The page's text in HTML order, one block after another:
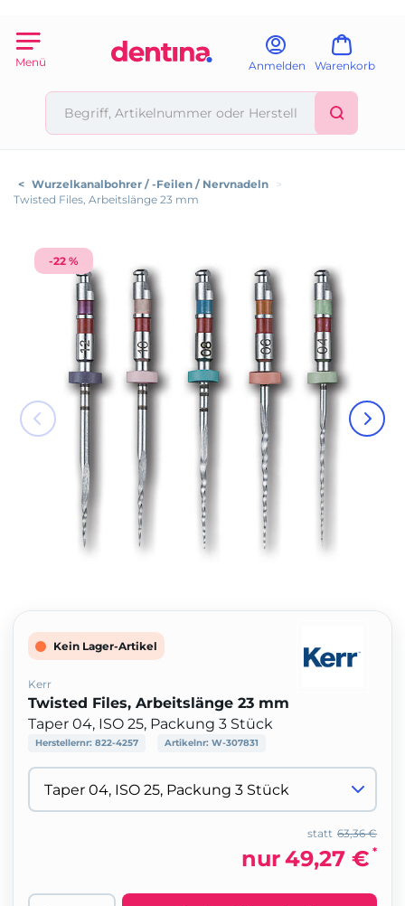
Menü Anmelden Warenkorb
< Wurzelkanalbohrer / -Feilen / Nervnadeln >
Twisted Files, Arbeitslänge 23 mm
-22 %
Kein Lager-Artikel
Kerr
Twisted Files, Arbeitslänge 23 mm
Taper 04, ISO 25, Packung 3 Stück
Herstellernr: 822-4257 Artikelnr: W-307831
63,36 €
statt
nur49,27 € *